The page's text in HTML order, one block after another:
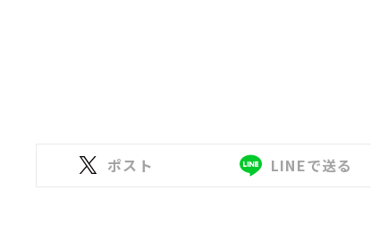
ポスト LINEで送る